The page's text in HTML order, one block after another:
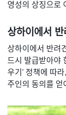
영성의 상징으로
상하이에서 반
상하이에서 반려
드시 발급받아야
우기' 정책에 따
주인의 동의를 얻